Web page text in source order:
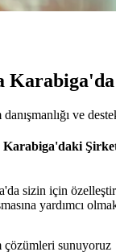
Karabiga'da
danışmanlığı ve
sizin için
yardımcı
çözümleri sunuyoruz